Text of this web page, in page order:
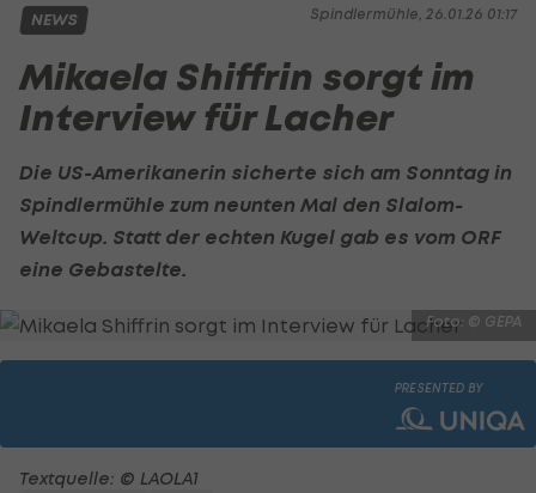
Spindlermühle, 26.01.26 01:17
NEWS
Mikaela Shiffrin sorgt im
Interview für Lacher
Die US-Amerikanerin sicherte sich am Sonntag in
Spindlermühle zum neunten Mal den Slalom-
Weltcup. Statt der echten Kugel gab es vom ORF
eine Gebastelte.
Foto: © GEPA
PRESENTED BY
Textquelle: © LAOLA1